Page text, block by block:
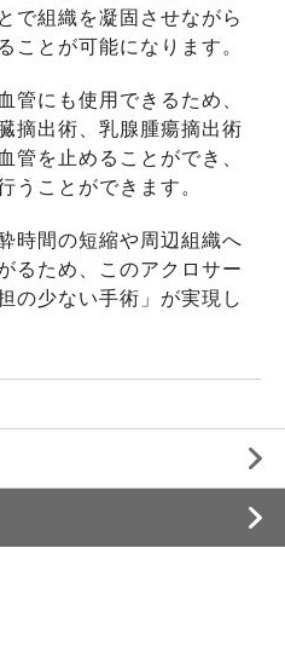
で組織を凝固させながら
ことが可能になります。
管にも使用できるため、
摘出術、 乳腺腫瘍摘出術
管を止めることができ、
うことができます。
時間の短縮や周辺組織へ
るため、
このアクロサー
の少ない手術」 が実現し